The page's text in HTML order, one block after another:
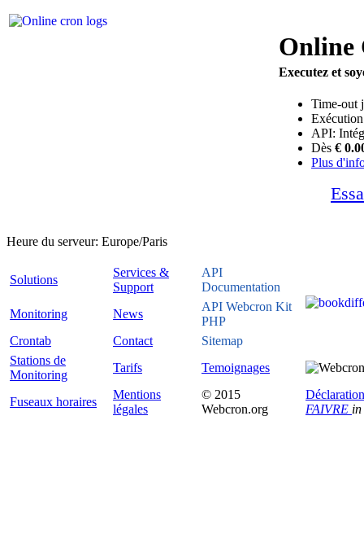
Online
Executez et
Time-out
API:
Dès €
Plus
Heure du serveur: Europe/Paris
Solutions
Services &
Support
API
Documentation
Monitoring
News
API Webcron Kit
PHP
Crontab
Contact
Sitemap
Stations de
Monitoring
Tarifs Temoignages
Fuseaux horaires
Mentions
légales
© 2015
Webcron.org
FAIVRE in